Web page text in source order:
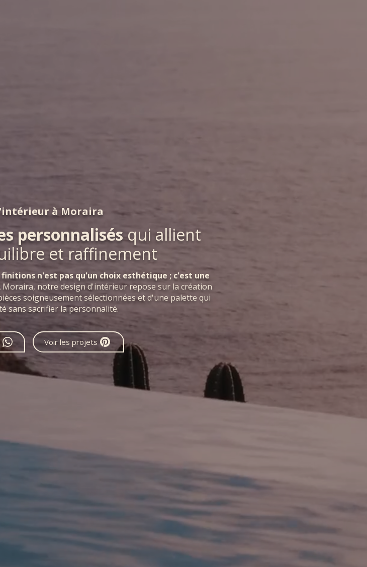
à Moraira
personnalisésqui allient
et raffinement
n'est pas qu'un choix esthétique ; c'est une
Moraira, notre design d'intérieur repose sur la création
soigneusement sélectionnées et d'une palette qui
sans sacrifier la personnalité.
Voir les projets